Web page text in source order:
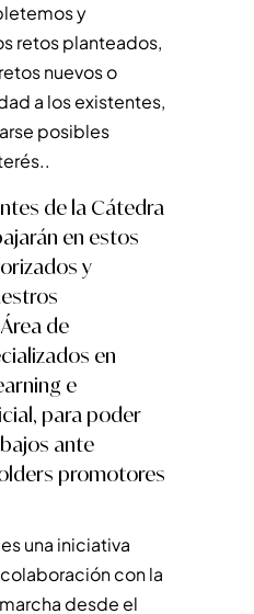
y
retos planteados,
nuevos o
a los existentes,
posibles
de la Cátedra
en estos
y
de
en
e
para poder
ante
promotores
una iniciativa
con la
desde el